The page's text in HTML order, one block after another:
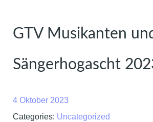
GTV Musikanten
Sängerhogascht
4 Oktober 2023
Categories: Uncategorized